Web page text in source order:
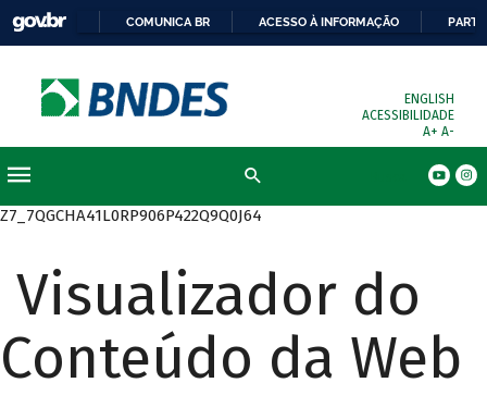
COMUNICA BR ACESSO À INFORMAÇÃO
ENGLISH
ACESSIBILIDADE
A+ A-
Z7_7QGCHA41L0RP906P422Q9Q0J64
Visualizador do
Conteúdo da Web